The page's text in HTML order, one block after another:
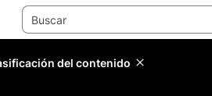
del contenido